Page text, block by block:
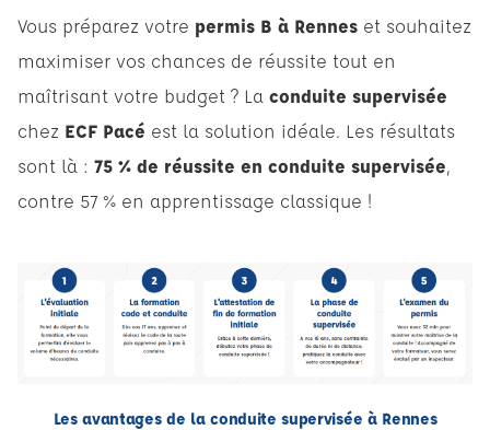
Vous préparez votre permis B à Rennes et souhaitez
maximiser vos chances de réussite tout en
maîtrisant votre budget ? La conduite supervisée
chez ECF Pacé est la solution idéale. Les résultats
sont là : 75 % de réussite en conduite supervisée,
contre 57 % en apprentissage classique !
Les avantages de la conduite supervisée à Rennes